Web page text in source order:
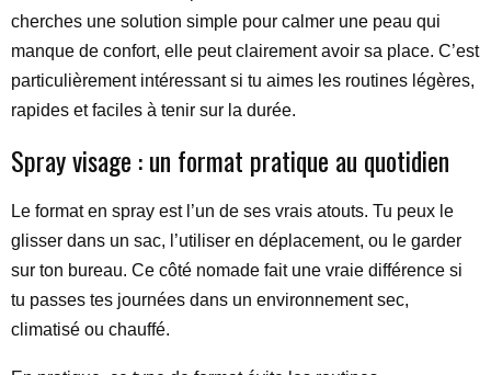
cherches une solution simple pour calmer une peau qui
manque de confort, elle peut clairement avoir sa place. C’est
particulièrement intéressant si tu aimes les routines légères,
rapides et faciles à tenir sur la durée.
Spray visage : un format pratique au quotidien
Le format en spray est l’un de ses vrais atouts. Tu peux le
glisser dans un sac, l’utiliser en déplacement, ou le garder
sur ton bureau. Ce côté nomade fait une vraie différence si
tu passes tes journées dans un environnement sec,
climatisé ou chauffé.